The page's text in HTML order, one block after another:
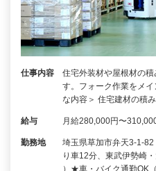
仕事内容
住宅外装材や屋根材の
す。フォーク作業をメ
な内容＞ 住宅建材の積
給与 月給280,000円〜
勤務地
埼玉県草加市弁天3-1-
り車12分、東武伊勢崎